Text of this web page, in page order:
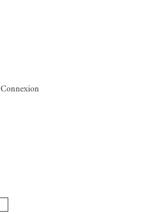
Connexion